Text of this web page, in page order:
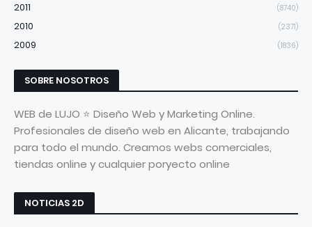
2011 (8740)
2010 (2371)
2009 (1836)
SOBRE NOSOTROS
WEB de LUJO ⭐ Diseño Web y Marketing Online.
Profesionales de diseño web en Alicante, trabajando
para todo el mundo. Creamos webs comerciales,
tiendas online y cualquier poryecto online
NOTICIAS 2D